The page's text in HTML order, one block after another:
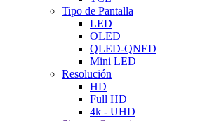
Tipo de Pantalla
LED
OLED
QLED-QNED
Mini LED
Resolución
HD
Full HD
4k - UHD